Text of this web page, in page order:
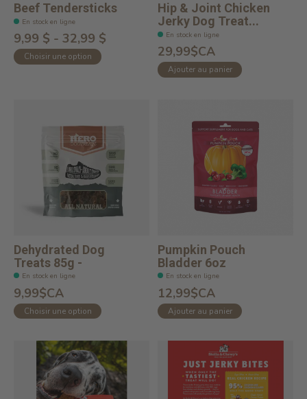
Beef Tendersticks
En stock en ligne
9,99 $ - 32,99 $
Choisir une option
Hip & Joint Chicken
Jerky Dog Treat...
En stock en ligne
29,99$CA
Ajouter au panier
Dehydrated Dog
Treats 85g -
En stock en ligne
9,99$CA
Choisir une option
Pumpkin Pouch
Bladder 6oz
En stock en ligne
12,99$CA
Ajouter au panier